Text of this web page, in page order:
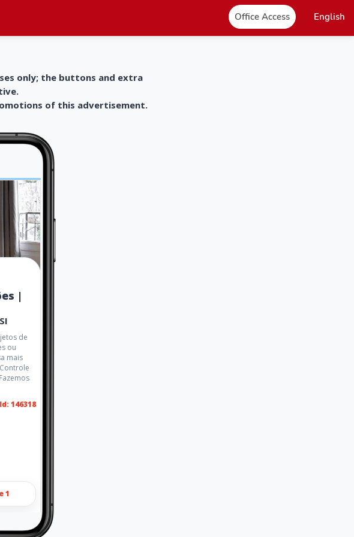
Office Access English
only; the buttons and extra
of this advertisement.
|
de
ou
mais
Id: 146318
1